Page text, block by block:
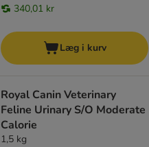
340,01 kr
Læg i kurv
Royal Canin Veterinary
Feline Urinary S/O Moderate
Calorie
1,5 kg